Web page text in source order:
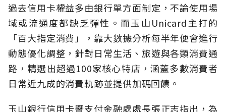
過去信用卡權益多由銀行單方面制定，不論使用場
域或流通度都缺乏彈性。而玉山Unicard主打的
「百大指定消費」，靠大數據分析每半年便會進行
動態優化調整，針對日常生活、旅遊與各類消費通
路，精選出超過100家核心特店，涵蓋多數消費者
日常近九成的消費軌跡並提供加碼回饋。
玉山銀行信用卡暨支付金融處處長張正志指出，為